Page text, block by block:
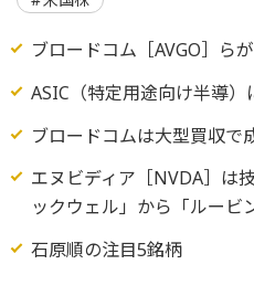
ブロードコム［AVGO］ら
ASIC（特定用途向け半導
ブロードコムは大型買収で
エヌビディア［NVDA］は
ックウェル」から「ルービ
石原順の注目5銘柄